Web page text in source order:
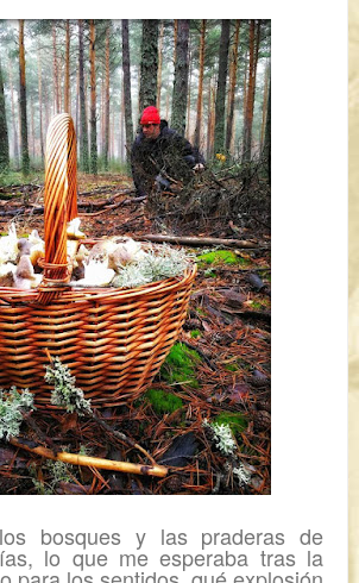
bosques y las praderas de
lo que me esperaba tras la